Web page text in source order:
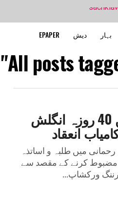
بہار دیش EPAPER
All posts
جامعہ رحمانی میں 40 روزہ انگلش
انعقاد
میں طلبہ و اساتذہ
مضبوط کرنے کے مقصد سے